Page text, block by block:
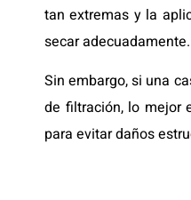
tan extremas y la
secar adecuadamente.
Sin embargo, si una
de filtración, lo mejor
para evitar daños